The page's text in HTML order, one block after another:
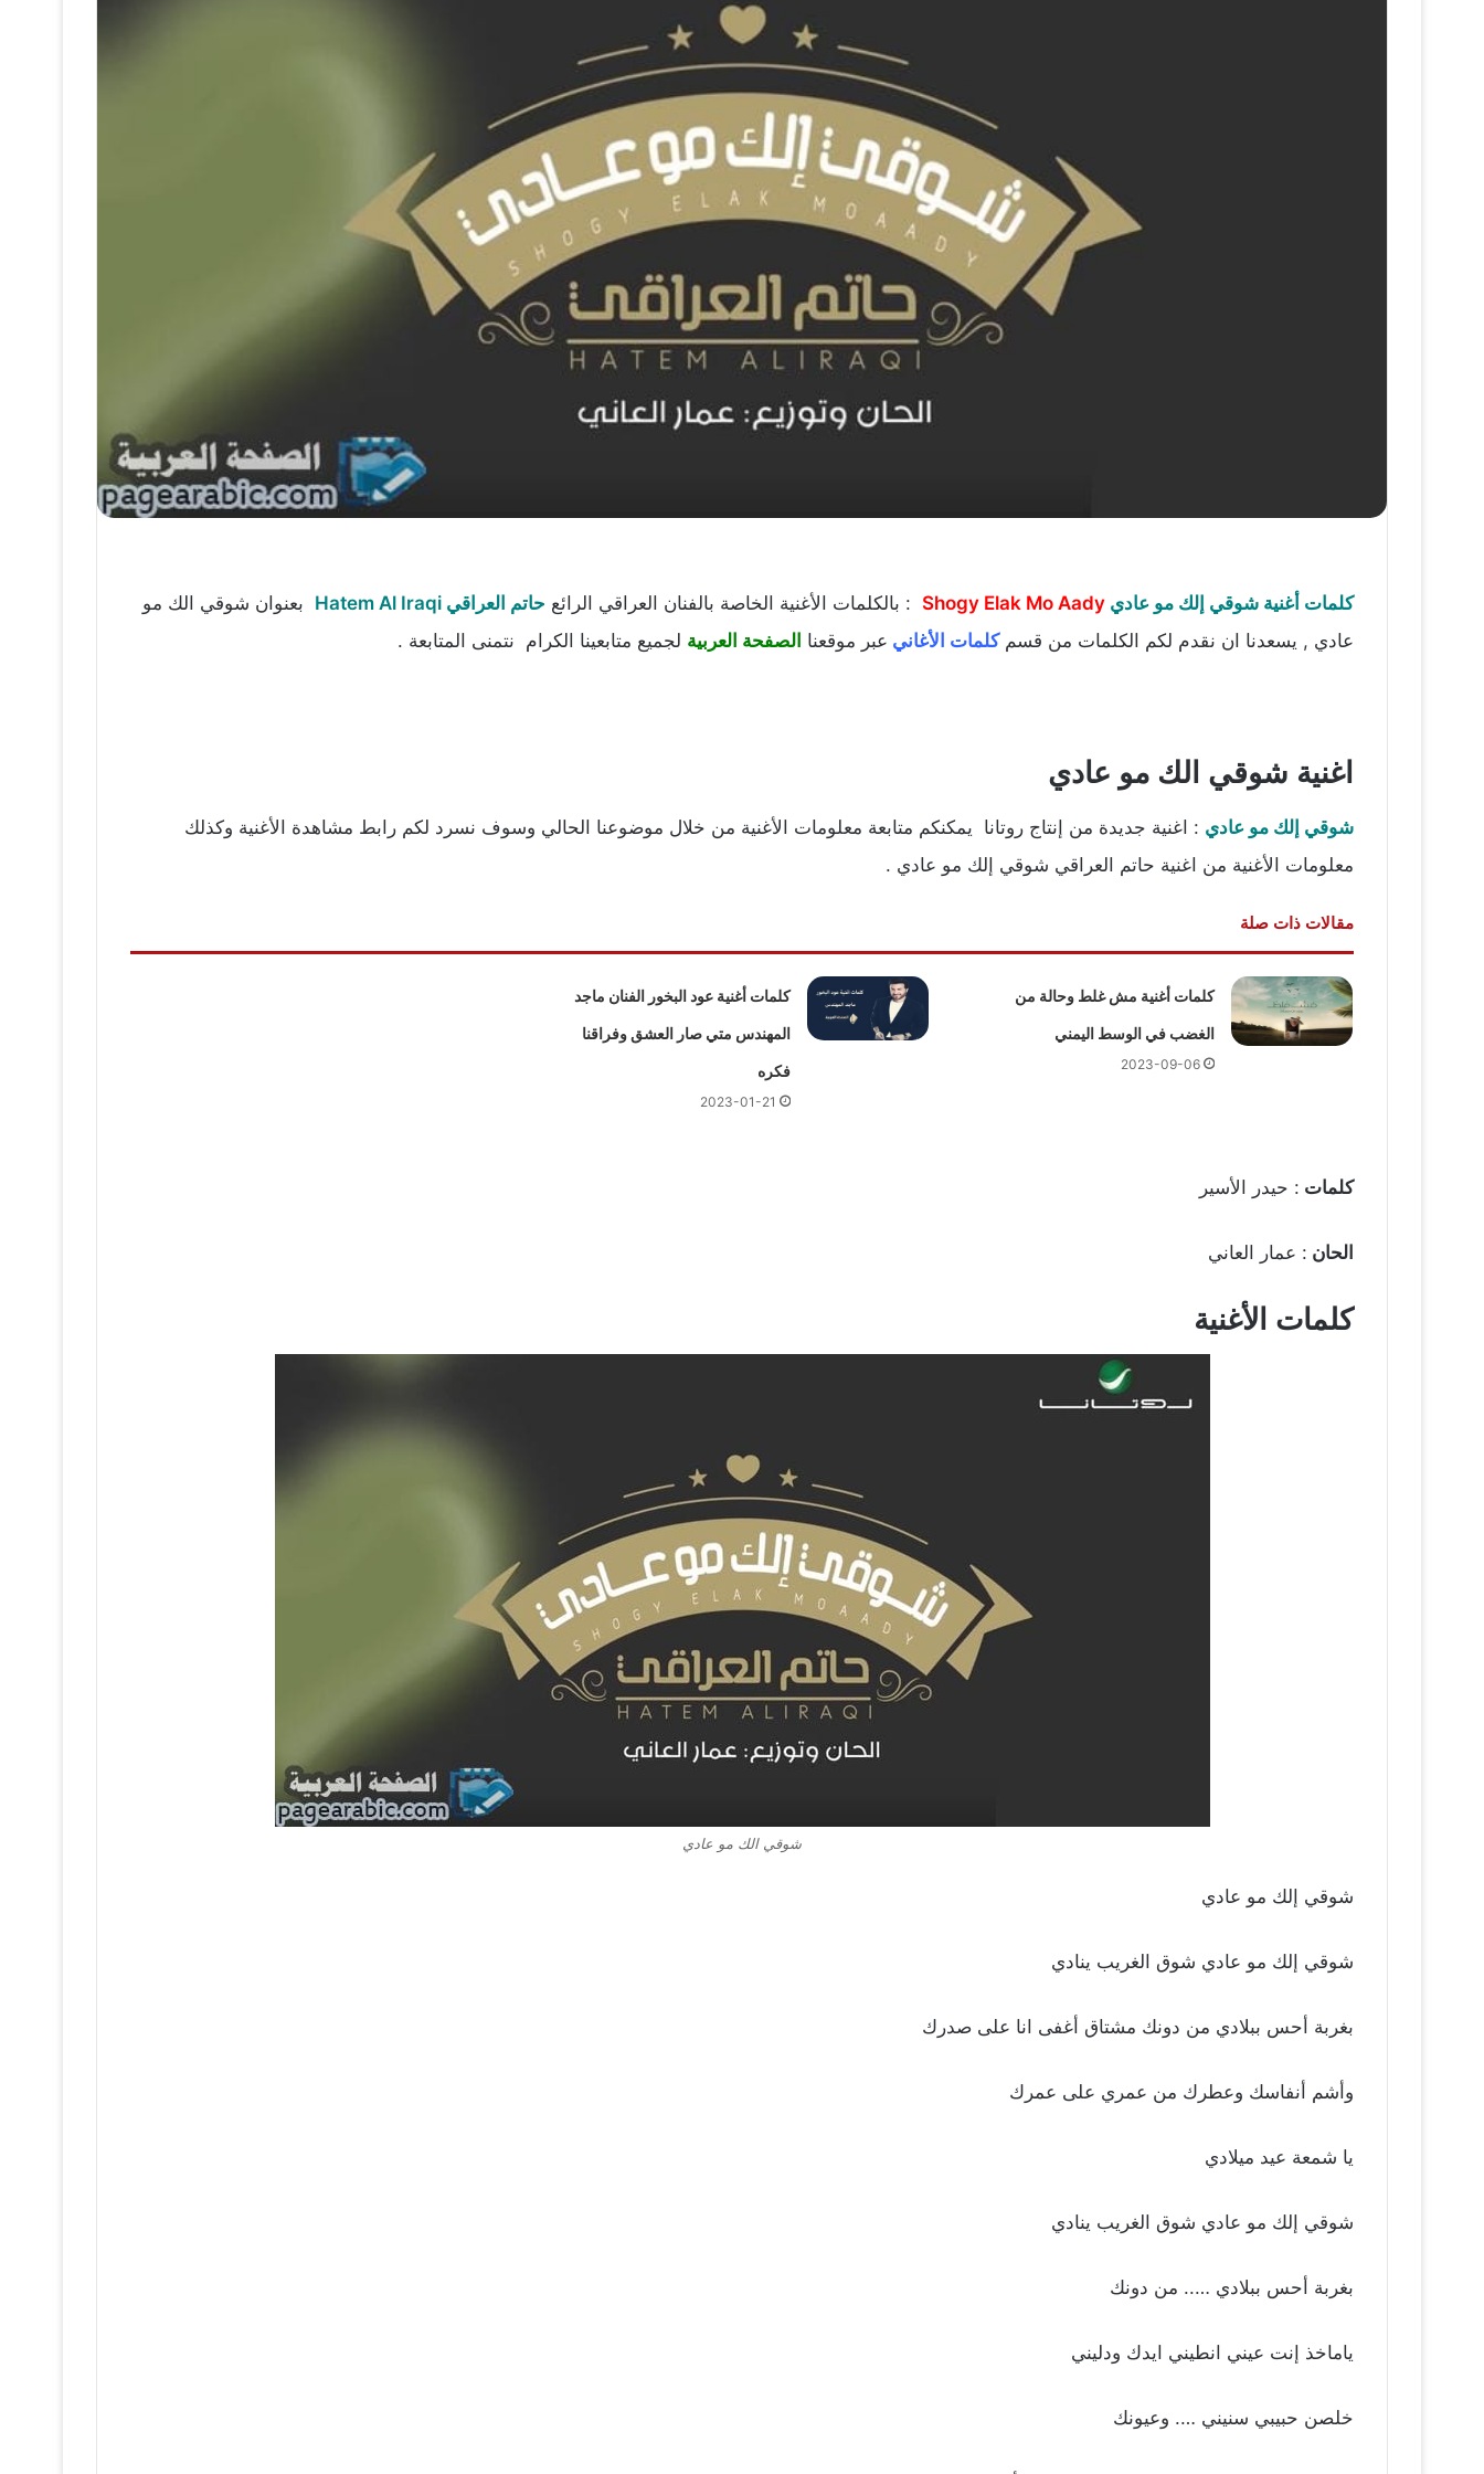
كلمات أغنية شوقي إلك مو عادي Shogy Elak Mo Aady : بالكلمات الأغنية الخاصة بالفنان العراقي الرائع حاتم العراقي Hatem Al Iraqi
بعنوان شوقي الك مو
عادي , يسعدنا ان نقدم لكم الكلمات من قسمكلمات الأغاني عبر موقعنا الصفحة العربية لجميع متابعينا الكرام نتمنى المتابعة .
اغنية شوقي الك مو عادي
شوقي إلك مو عادي : اغنية جديدة من إنتاج روتانا يمكنكم متابعة معلومات الأغنية من خلال موضوعنا الحالي وسوف نسرد لكم رابط مشاهدة الأغنية وكذلك
معلومات الأغنية من اغنية حاتم العراقي شوقي إلك مو عادي .
مقالات ذات صلة
كلمات أغنية مش غلط وحالة من
الغضب في الوسط اليمني
2023-09-06
كلمات أغنية عود البخور الفنان ماجد
المهندس متي صار العشق وفراقنا
فكره
2023-01-21
كلمات : حيدر الأسير
الحان : عمار العاني
كلمات الأغنية
شوقي الك مو عادي
شوقي إلك مو عادي
شوقي إلك مو عادي شوق الغريب ينادي
بغربة أحس ببلادي من دونك مشتاق أغفى انا على صدرك
وأشم أنفاسك وعطرك من عمري على عمرك
يا شمعة عيد ميلادي
شوقي إلك مو عادي شوق الغريب ينادي
بغربة أحس ببلادي ….. من دونك
ياماخذ إنت عيني انطيني ايدك ودليني
خلصن حبيبي سنيني …. وعيونك